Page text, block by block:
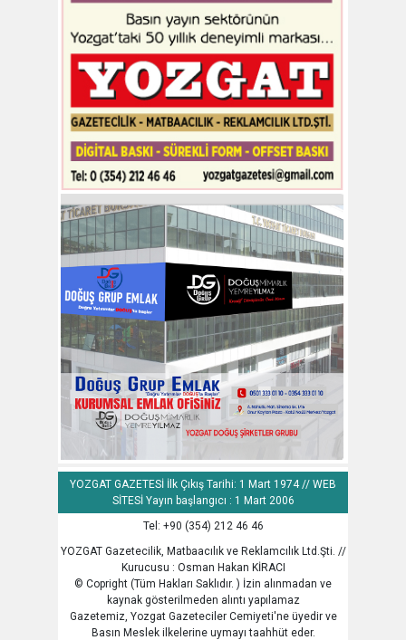
YOZGAT GAZETESİ İlk Çıkış Tarihi: 1 Mart 1974 // WEB
SİTESİ Yayın başlangıcı : 1 Mart 2006
Tel: +90 (354) 212 46 46
YOZGAT Gazetecilik, Matbaacılık ve Reklamcılık Ltd.Şti. //
Kurucusu : Osman Hakan KİRACI
© Copright (Tüm Hakları Saklıdır. ) İzin alınmadan ve
kaynak gösterilmeden alıntı yapılamaz
Gazetemiz, Yozgat Gazeteciler Cemiyeti'ne üyedir ve
Basın Meslek ilkelerine uymayı taahhüt eder.